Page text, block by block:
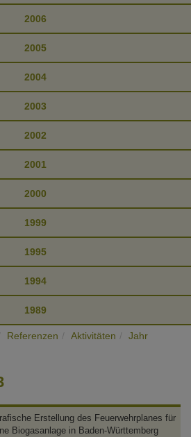
2006
2005
2004
2003
2002
2001
2000
1999
1995
1994
1989
Referenzen Aktivitäten
Jahr
Erstellung des Feuerwehrplanes für
Biogasanlage in Baden-Württemberg